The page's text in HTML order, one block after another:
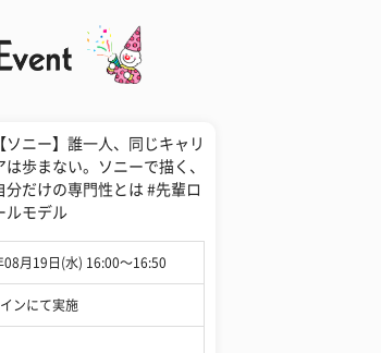
【ソニー】誰一人、同じキャリ
は歩まない。ソニーで描く、
分だけの専門性とは #先輩ロ
ルモデル
08月19日(水) 16:00〜16:50
ンにて実施